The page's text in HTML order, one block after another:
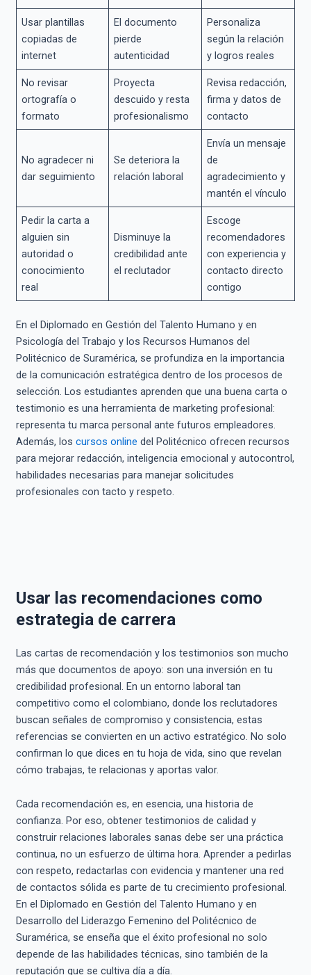
Usar plantillas
copiadas de
internet
El documento
pierde
autenticidad
Personaliza
según la relación
y logros reales
No revisar
ortografía o
formato
Proyecta
descuido y resta
profesionalismo
Revisa redacción,
firma y datos de
contacto
No agradecer ni
dar seguimiento
Se deteriora la
relación laboral
Envía un mensaje
de
agradecimiento y
mantén el vínculo
Pedir la carta a
alguien sin
autoridad o
conocimiento
real
Disminuye la
credibilidad ante
el reclutador
Escoge
recomendadores
con experiencia y
contacto directo
contigo
En el Diplomado en Gestión del Talento Humano y en
Psicología del Trabajo y los Recursos Humanos del
Politécnico de Suramérica, se profundiza en la importancia
de la comunicación estratégica dentro de los procesos de
selección. Los estudiantes aprenden que una buena carta o
testimonio es una herramienta de marketing profesional:
representa tu marca personal ante futuros empleadores.
Además, los cursos online del Politécnico ofrecen recursos
para mejorar redacción, inteligencia emocional y autocontrol,
habilidades necesarias para manejar solicitudes
profesionales con tacto y respeto.
Usar las recomendaciones como
estrategia de carrera
Las cartas de recomendación y los testimonios son mucho
más que documentos de apoyo: son una inversión en tu
credibilidad profesional. En un entorno laboral tan
competitivo como el colombiano, donde los reclutadores
buscan señales de compromiso y consistencia, estas
referencias se convierten en un activo estratégico. No solo
confirman lo que dices en tu hoja de vida, sino que revelan
cómo trabajas, te relacionas y aportas valor.
Cada recomendación es, en esencia, una historia de
confianza. Por eso, obtener testimonios de calidad y
construir relaciones laborales sanas debe ser una práctica
continua, no un esfuerzo de última hora. Aprender a pedirlas
con respeto, redactarlas con evidencia y mantener una red
de contactos sólida es parte de tu crecimiento profesional.
En el Diplomado en Gestión del Talento Humano y en
Desarrollo del Liderazgo Femenino del Politécnico de
Suramérica, se enseña que el éxito profesional no solo
depende de las habilidades técnicas, sino también de la
reputación que se cultiva día a día.